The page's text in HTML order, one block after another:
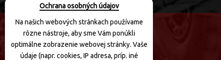
Ochrana osobných údajov
Na našich webových stránkach používame
rôzne nástroje, aby sme Vám ponúkli
optimálne zobrazenie webovej stránky. Vaše
údaje (napr. cookies, IP adresa, príp. iné
SLEDUJTE NÁS